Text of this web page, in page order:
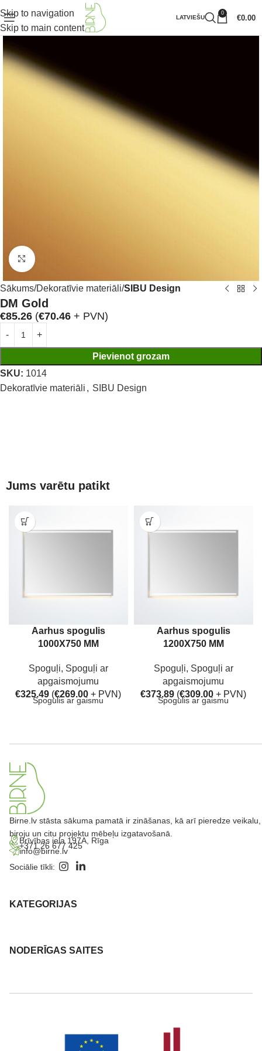
Skip to navigation
Skip to main content
LATVIEŠU
0
€0.00
Klikšķiniet lai palielinātu
Sākums Dekoratīvie materiāli SIBU Design
DM Gold
€85.26 (€70.46 + PVN)
Pievienot grozam
SKU: 1014
Dekoratīvie materiāli , SIBU Design
Jums varētu patikt
Aarhus spogulis
1000X750 MM
Spoguļi, Spoguļi ar
apgaismojumu
€325.49 (€269.00 + PVN)
Spogulis ar gaismu
Aarhus spogulis
1200X750 MM
Spoguļi, Spoguļi ar
apgaismojumu
€373.89 (€309.00 + PVN)
Spogulis ar gaismu
Birne.lv stāsta sākuma pamatā ir zināšanas, kā arī pieredze veikalu,
biroju un citu projektu mēbeļu izgatavošanā.
Brīvības iela 197A, Rīga
+371 26 677 425
info@birne.lv
Sociālie tīkli:
KATEGORIJAS
NODERĪGAS SAITES